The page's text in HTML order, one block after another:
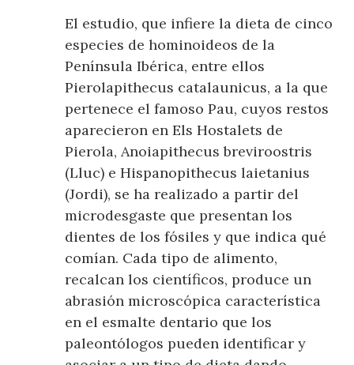
El estudio, que infiere la dieta de cinco
especies de hominoideos de la
Península Ibérica, entre ellos
Pierolapithecus catalaunicus, a la que
pertenece el famoso Pau, cuyos restos
aparecieron en Els Hostalets de
Pierola, Anoiapithecus breviroostris
(Lluc) e Hispanopithecus laietanius
(Jordi), se ha realizado a partir del
microdesgaste que presentan los
dientes de los fósiles y que indica qué
comían. Cada tipo de alimento,
recalcan los científicos, produce un
abrasión microscópica característica
en el esmalte dentario que los
paleontólogos pueden identificar y